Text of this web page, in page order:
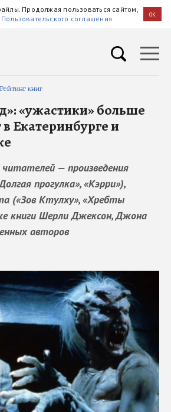
Продолжая пользоваться сайтом,
Пользовательского соглашения OK
Рейтинг книг
«ужастики» больше
Екатеринбурге и
— произведения
прогулка», «Кэрри»),
(«Зов Ктулху», «Хребты
книги Шерли Джексон, Джона
авторов